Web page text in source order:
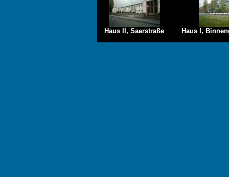
Haus II, Saarstraße Haus I,